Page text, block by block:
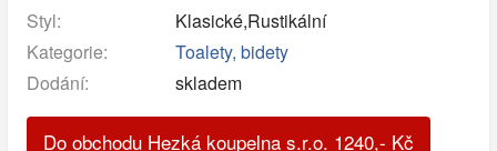
Styl:
Klasické,Rustikální
Kategorie:
Toalety, bidety
Dodání:
skladem
Do obchodu Hezká koupelna s.r.o. 1240,- Kč